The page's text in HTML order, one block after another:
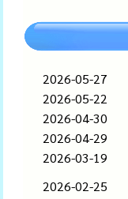
2026-05-27
2026-05-22
2026-04-30
2026-04-29
2026-03-19
2026-02-25